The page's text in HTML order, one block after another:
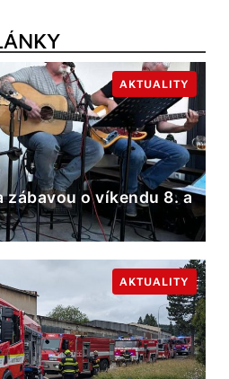
zábavou o víkendu 8. a
AKTUALITY
AKTUALITY